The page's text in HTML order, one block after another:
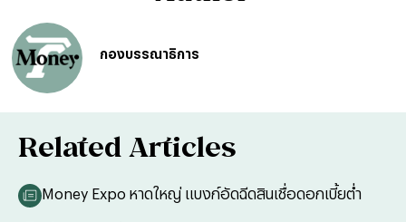
กองบรรณาธิการ
Related Articles
Money Expo หาดใหญ่ แบงก์อัดฉีดสินเชื่อดอกเบี้ยตํ่า